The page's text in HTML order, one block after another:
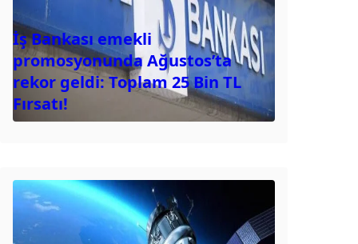
İş Bankası emekli
promosyonunda Ağustos’ta
rekor geldi: Toplam 25 Bin TL
Fırsatı!